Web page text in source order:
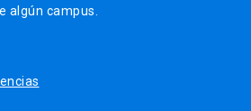
algún campus.